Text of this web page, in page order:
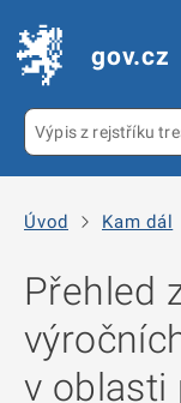
gov.cz
Úvod Kam dál
Přehled
v oblasti